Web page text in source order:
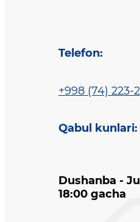
Telefon:
+998 (74) 223-
Qabul kunlari:
Dushanba -
18:00 gacha